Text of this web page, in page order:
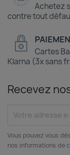
Achetez
contre tout
Cartes
Klarna (3x sans
Recevez
Vous pouvez vous
nos informations de